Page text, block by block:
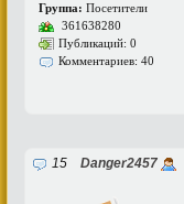
Группа: Посетители
361638280
Публикаций: 0
Комментариев: 40
15 Danger2457